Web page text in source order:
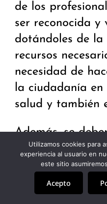
de los
ser reconocida y
dotándoles de
recursos
necesidad de
la ciudadanía en
salud y también
Además, se
integración e
información en
Un sistema en
proteger y
Utilizamos cookies para
experiencia al usuario en
este sitio
Acepto